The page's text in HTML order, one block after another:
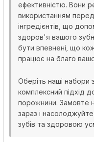
ефективністю. Вони
використанням
інгредієнтів, що
здоров'я вашого
бути впевнені, що
працює на благо
Оберіть наші набори
комплексний підхід
порожнини. Замовте
зараз і
зубів та здоровою